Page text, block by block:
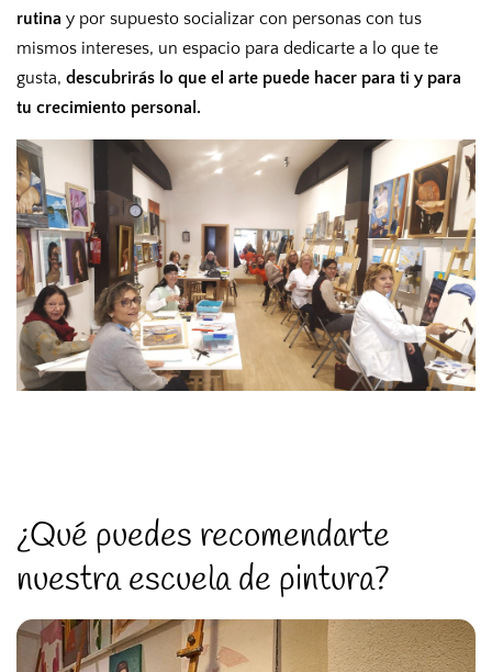
rutina y por supuesto socializar con personas con tus
mismos intereses, un espacio para dedicarte a lo que te
gusta, descubrirás lo que el arte puede hacer para ti y para
tu crecimiento personal.
¿Qué puedes recomendarte
nuestra escuela de pintura?